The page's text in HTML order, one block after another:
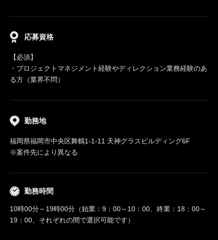
応募資格
【必須】
・プロジェクトマネジメント経験やディレクション業務経験のあ
る方（業界不問）
勤務地
福岡県福岡市中央区舞鶴1-1-11 天神グラスビルディング6F
※案件先により異なる
勤務時間
10時00分～19時00分（始業：9：00～10：00、終業：18：00～
19：00、それぞれの間で選択可能です）